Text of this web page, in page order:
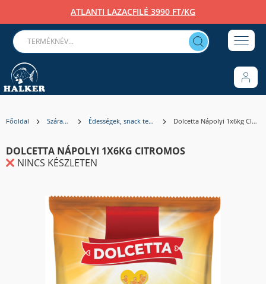
ATLANTI LAZACFILÉ 3990 FT/KG
Főoldal Szárazáru Édességek, snack termékek Dolcetta Nápolyi 1x6kg CITROMOS
DOLCETTA NÁPOLYI 1X6KG CITROMOS
NINCS KÉSZLETEN